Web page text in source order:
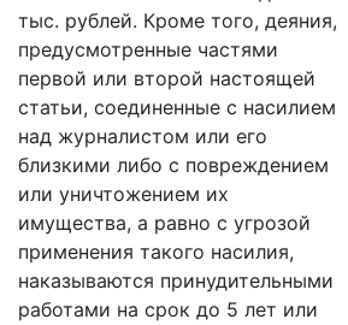
тыс. рублей. Кроме того, деяния,
предусмотренные частями
первой или второй настоящей
статьи, соединенные с насилием
над журналистом или его
близкими либо с повреждением
или уничтожением их
имущества, а равно с угрозой
применения такого насилия,
наказываются принудительными
работами на срок до 5 лет или